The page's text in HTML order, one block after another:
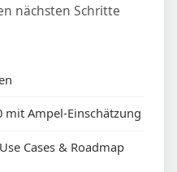
nächsten Schritte
mit Ampel-Einschätzung
Cases & Roadmap